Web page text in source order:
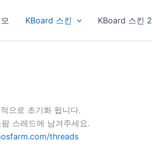
KBoard 스킨 KBoard 스킨 2
으로 초기화 됩니다.
스레드에 남겨주세요.
threads